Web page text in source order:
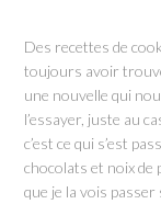
Des recettes de
toujours avoir
une nouvelle qui
l’essayer, juste au
c’est ce qui s’est
chocolats et noix de
que je la vois